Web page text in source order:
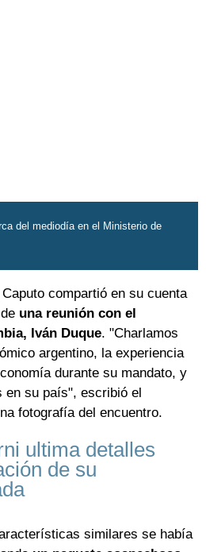
del mediodía en el Ministerio de
compartió en su cuenta
una reunión con el
Iván Duque. "Charlamos
argentino, la experiencia
durante su mandato, y
en su país", escribió el
fotografía del encuentro.
ultima detalles
de su
similares se había